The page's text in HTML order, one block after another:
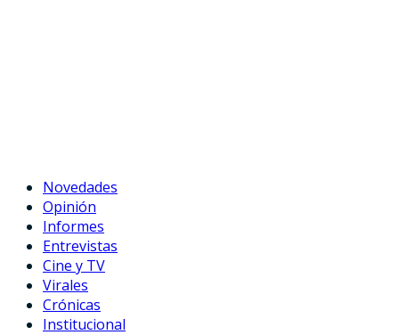
Novedades
Opinión
Informes
Entrevistas
Cine y TV
Virales
Crónicas
Institucional